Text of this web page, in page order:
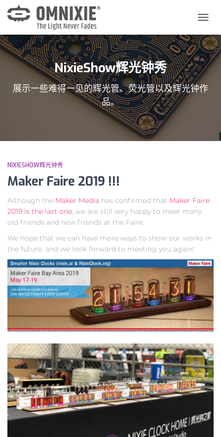
换
导
航
NixieShow辉光钟秀
展示一些难得一见的辉光管、荧光管以及辉光钟作
品。
NIXIESHOW辉光钟秀
Maker Faire 2019 !!!
Although the Maker Media has confirmed that Maker Faire
2019 is the last one, we are still very happy to meet many
old friends and new friends at the Faire.
We hope that we can have more ways to show our works in
the future, and we look forward to meeting you again!